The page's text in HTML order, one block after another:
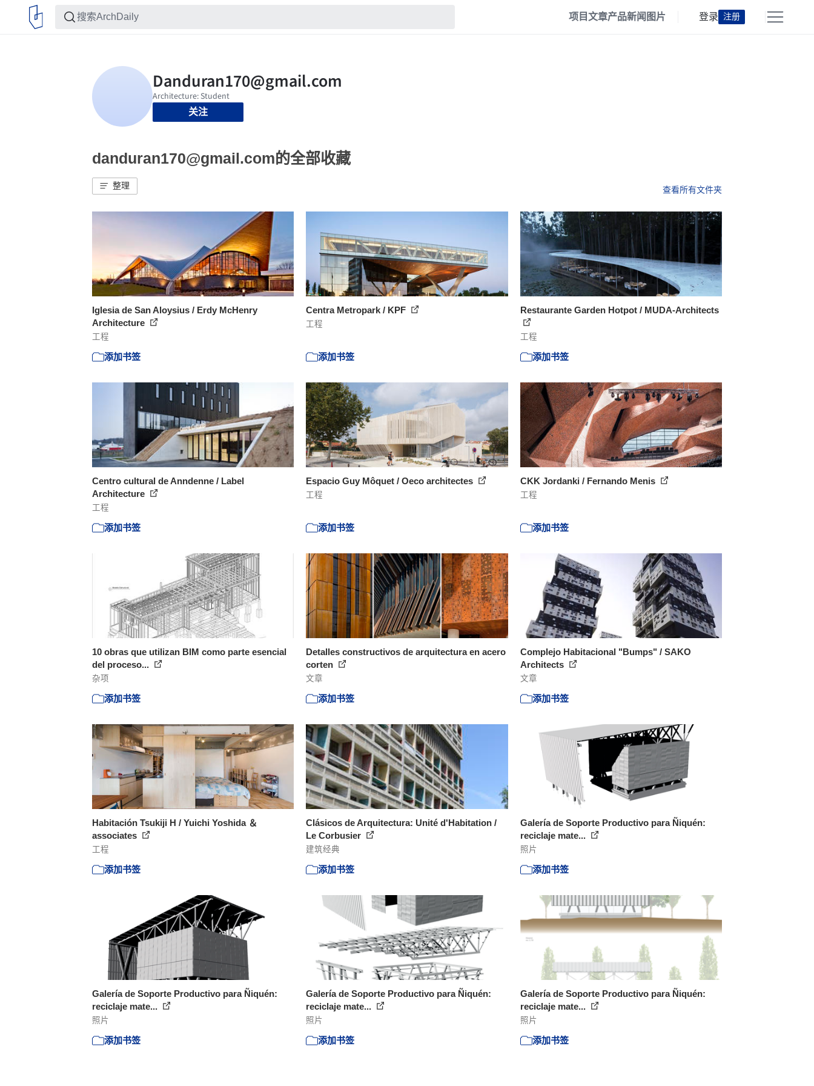
项目文章产品新闻 图片 登录 注册
关注
danduran170@gmail.com的全部收藏
整理 查看所有文件夹
Iglesia de San Aloysius / Erdy McHenry
Architecture
工程
添加书签
Centra Metropark / KPF
工程
添加书签
Restaurante Garden Hotpot / MUDA-Architects
工程
添加书签
Centro cultural de Anndenne / Label
Architecture
工程
添加书签
Espacio Guy Môquet / Oeco architectes
工程
添加书签
CKK Jordanki / Fernando Menis
工程
添加书签
10 obras que utilizan BIM como parte esencial
del proceso...
杂项
添加书签
Detalles constructivos de arquitectura en acero
corten
文章
添加书签
Complejo Habitacional "Bumps" / SAKO
Architects
文章
添加书签
Habitación Tsukiji H / Yuichi Yoshida ＆
associates
工程
添加书签
Clásicos de Arquitectura: Unité d'Habitation /
Le Corbusier
建筑经典
添加书签
Galería de Soporte Productivo para Ñiquén:
reciclaje mate...
照片
添加书签
Galería de Soporte Productivo para Ñiquén:
reciclaje mate...
照片
添加书签
Galería de Soporte Productivo para Ñiquén:
reciclaje mate...
照片
添加书签
Galería de Soporte Productivo para Ñiquén:
reciclaje mate...
照片
添加书签